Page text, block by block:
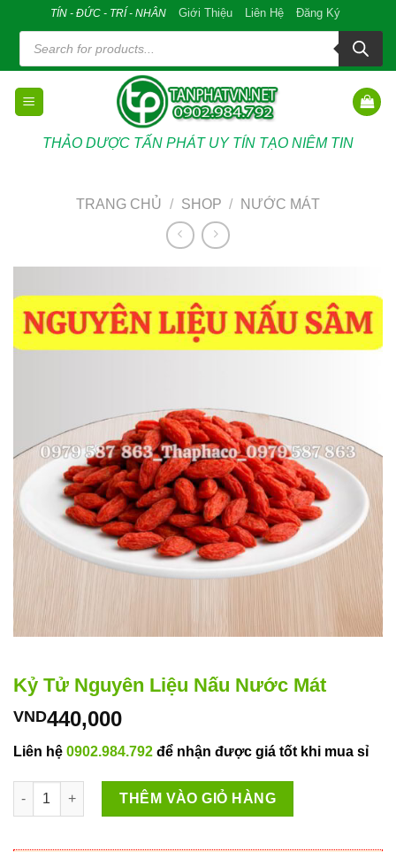
content
TÍN - ĐỨC - TRÍ - NHÂN Giới Thiệu Liên Hệ Đăng Ký
Tìm
kiếm
sản
phẩm
THẢO DƯỢC TẤN PHÁT UY TÍN TẠO NIÊM TIN
TRANG CHỦ / SHOP / NƯỚC MÁT
Kỷ Tử Nguyên Liệu Nấu Nước Mát
VND440,000
Liên hệ 0902.984.792 để nhận được giá tốt khi mua sỉ
Kỷ Tử Nguyên Liệu Nấu Nước Mát số lượng
THÊM VÀO GIỎ HÀNG